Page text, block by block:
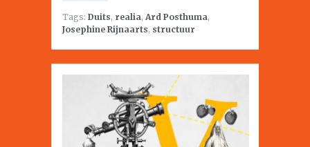
Tags: Duits, realia, Ard Posthuma,
Josephine Rijnaarts, structuur